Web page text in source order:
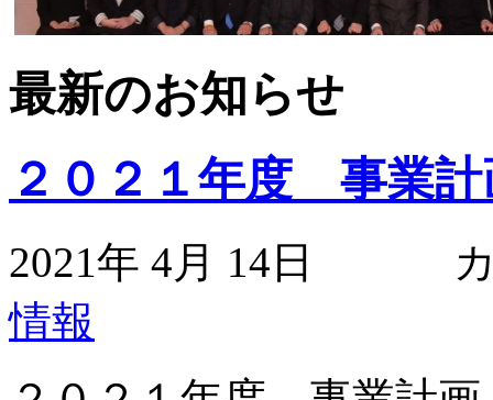
最新のお知らせ
２０２１年度 事業計
2021年 4月 14日 カ
情報